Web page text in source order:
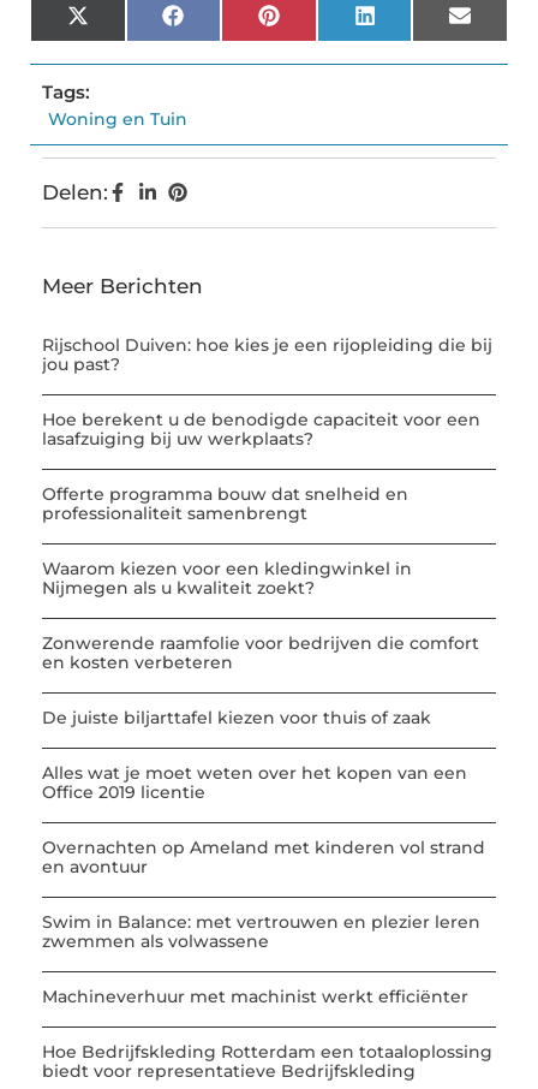
X
(Twitter)
FacebookPinterestLinkedInEmail
Tags:
Woning en Tuin
Delen:
Meer Berichten
Rijschool Duiven: hoe kies je een rijopleiding die bij
jou past?
Hoe berekent u de benodigde capaciteit voor een
lasafzuiging bij uw werkplaats?
Offerte programma bouw dat snelheid en
professionaliteit samenbrengt
Waarom kiezen voor een kledingwinkel in
Nijmegen als u kwaliteit zoekt?
Zonwerende raamfolie voor bedrijven die comfort
en kosten verbeteren
De juiste biljarttafel kiezen voor thuis of zaak
Alles wat je moet weten over het kopen van een
Office 2019 licentie
Overnachten op Ameland met kinderen vol strand
en avontuur
Swim in Balance: met vertrouwen en plezier leren
zwemmen als volwassene
Machineverhuur met machinist werkt efficiënter
Hoe Bedrijfskleding Rotterdam een totaaloplossing
biedt voor representatieve Bedrijfskleding